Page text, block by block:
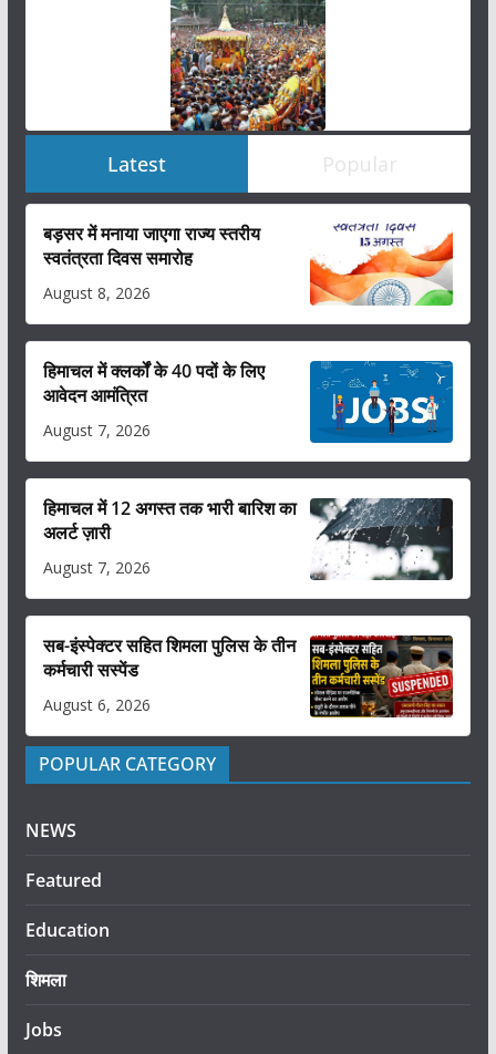
Latest Popular
बड़सर में मनाया जाएगा राज्य स्तरीय
स्वतंत्रता दिवस समारोह
August 8, 2026
हिमाचल में क्लर्कों के 40 पदों के लिए
आवेदन आमंत्रित
August 7, 2026
हिमाचल में 12 अगस्त तक भारी बारिश का
अलर्ट ज़ारी
August 7, 2026
सब-इंस्पेक्टर सहित शिमला पुलिस के तीन
कर्मचारी सस्पेंड
August 6, 2026
POPULAR CATEGORY
NEWS
Featured
Education
शिमला
Jobs